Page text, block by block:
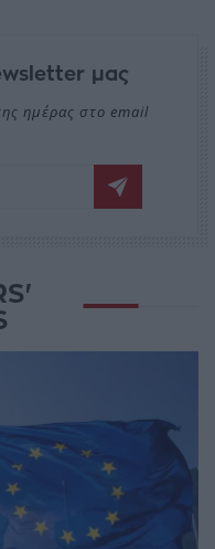
μας
ημέρας στο email